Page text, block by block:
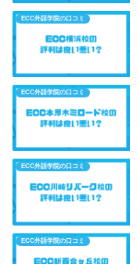
ECC外語学院の口コミ
ECC外語学院の口コミ
ECC外語学院の口コミ
ECC外語学院の口コミ